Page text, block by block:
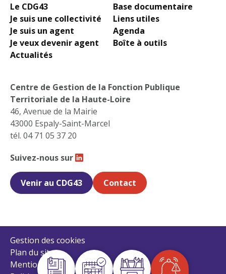
Le CDG43
Je suis une collectivité
Je suis un agent
Je veux devenir agent
Actualités
Base documentaire
Liens utiles
Agenda
Boîte à outils
Centre de Gestion de la Fonction Publique
Territoriale de la Haute-Loire
46, Avenue de la Mairie
43000 Espaly-Saint-Marcel
tél. 04 71 05 37 20
Suivez-nous sur
Retrouvez-nous sur Linkedin
Venir au CDG43
Contact
Gestion des cookies
Plan du site
Mentions légales